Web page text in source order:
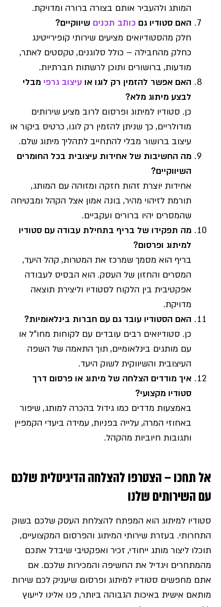
המותג ולהעביר אותם בצורה ברורה ומדויקת.
האם סטודיו גם כותב תכנים שיווקיים?
חלק מהסטודיואים מציעים שירותי קופירייטינג
כחלק מהחבילה – כולל סלוגנים, טקסטים לאתר,
מודעות, ברושורים ותוכן לרשתות חברתיות.
האם אפשר להזמין רק לוגו או עיצוב גרפי מבלי
לבצע מיתוג מלא?
כן. סטודיו למיתוג ופרסום לרוב מציע שירותים
מודולריים, כך שניתן להזמין רק לוגו, כרטיס ביקור או
עיצוב ברושור מבלי להתחייב לתהליך מיתוג שלם.
מה החשיבות של אחידות עיצובית בכל החומרים
השיווקיים?
אחידות יוצרת זהות חזקה ומזוהה עם המותג,
תורמת לזיהוי מהיר, בונה אמון אצל הקהל ומבטיחה
שהמסרים יהיו ברורים ועקביים.
מה תפקידו של בריף בתחילת עבודה עם סטודיו
למיתוג ופרסום?
בריף הוא מסמך שמרכז את המטרות, קהל היעד,
המסרים והחזון של העסק. הוא הבסיס לעבודה
אפקטיבית בין הלקוח לסטודיו וליצירת תוצאה
מדויקת.
האם הסטודיו עובד גם עם חברות בינלאומיות?
כן. סטודיואים רבים עובדים עם לקוחות מחו"ל או
עם מותגים בינלאומיים, תוך התאמה של השפה
העיצובית והשיווקית לשוק היעד.
איך מודדים הצלחה של מיתוג או פרסום דרך
סטודיו מקצועי?
באמצעות מדדים כמו גידול בהכרה למותג, שיפור
באחוזי המרה, עלייה בפניות, עמידה ביעדי הקמפיין
ותגובות חיוביות מהקהל.
אל תחכו – הצטרפו להצלחה הדיגיטלית שלכם
עם השירותים שלנו
סטודיו למיתוג הוא המפתח להצלחת העסק שלכם בשוק
התחרותי. בעזרת שירותי המיתוג והפרסום המקצועיים,
תוכלו ליצור מותג ייחודי, זכיר ואפקטיבי שיבדל אתכם
מהמתחרים ויגדיל את החשיפה והמכירות שלכם. אם
אתם מחפשים סטודיו למיתוג ופרסום שיעניק לכם שירות
מותאם אישית באיכות הגבוהה ביותר, פנו אלינו לייעוץ